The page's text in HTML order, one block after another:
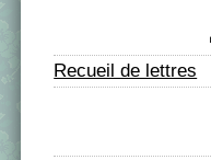
Recueil de lettres